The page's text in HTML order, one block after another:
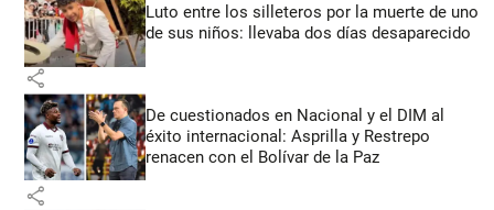
Luto entre los silleteros por la muerte de uno
de sus niños: llevaba dos días desaparecido
share
De cuestionados en Nacional y el DIM al
éxito internacional: Asprilla y Restrepo
renacen con el Bolívar de la Paz
share